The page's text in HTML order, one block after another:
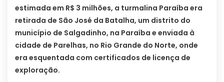
estimada em R$ 3 milhões, a turmalina Paraíba era
retirada de São José da Batalha, um distrito do
município de Salgadinho, na Paraíba e enviada à
cidade de Parelhas, no Rio Grande do Norte, onde
era esquentada com certificados de licença de
exploração.